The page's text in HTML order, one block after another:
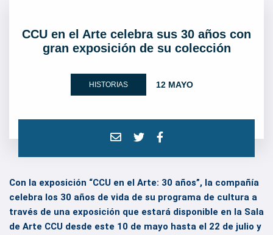
CCU en el Arte celebra sus 30 años con
gran exposición de su colección
HISTORIAS 12 MAYO
Con la exposición “CCU en el Arte: 30 años”, la compañía
celebra los 30 años de vida de su programa de cultura a
través de una exposición que estará disponible en la Sala
de Arte CCU desde este 10 de mayo hasta el 22 de julio y